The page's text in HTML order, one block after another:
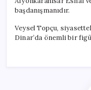
başdanışmanıdır.
Veysel Topçu,
Dinar’da önemli bir